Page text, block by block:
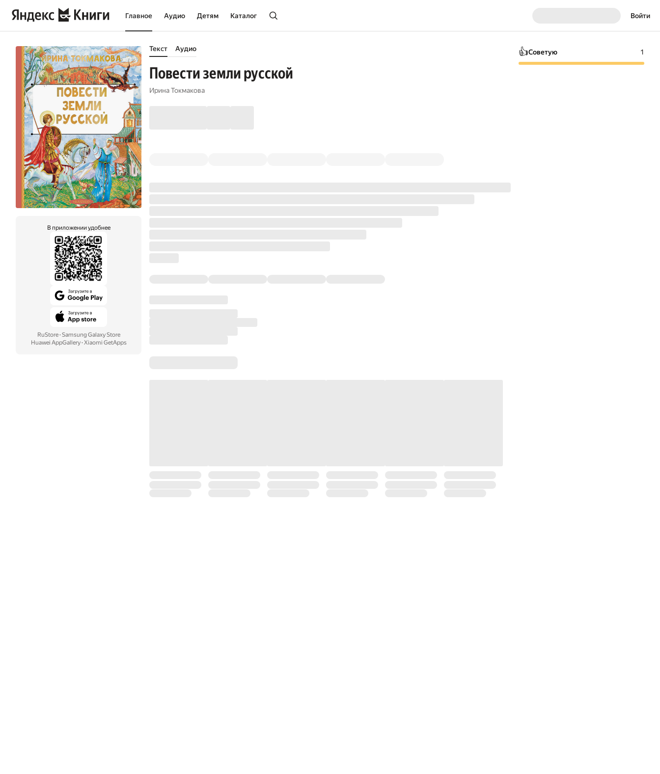
Главное Аудио Детям Каталог Войти
В приложении удобнее
RuStore· Samsung Galaxy Store
Huawei AppGallery· Xiaomi GetApps
Текст Аудио
Повести земли русской
Ирина Токмакова
👍Советую 1